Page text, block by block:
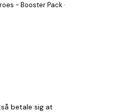
- Booster Pack ·
betale sig at